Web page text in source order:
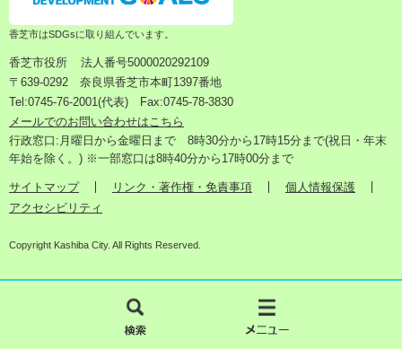
香芝市はSDGsに取り組んでいます。
香芝市役所
法人番号5000020292109
〒639-0292 奈良県香芝市本町1397番地
Tel:0745-76-2001(代表) Fax:0745-78-3830
メールでのお問い合わせはこちら
行政窓口:月曜日から金曜日まで 8時30分から17時15分まで(祝日・年末
年始を除く。) ※一部窓口は8時40分から17時00分まで
サイトマップ リンク・著作権・免責事項
個人情報保護
アクセシビリティ
Copyright Kashiba City. All Rights Reserved.